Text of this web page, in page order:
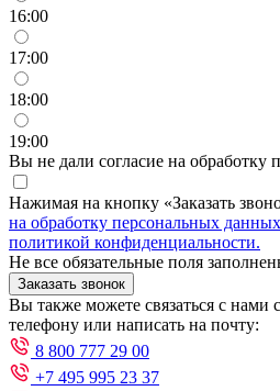
16:00
17:00
18:00
19:00
Вы не дали согласие на обработку
Нажимая на кнопку «Заказать
на обработку персональных данных
политикой конфиденциальности.
Не все обязательные поля
Заказать звонок
Вы также можете связаться с нами
телефону или написать на почту:
8 800 777 29 00
+7 495 995 23 37